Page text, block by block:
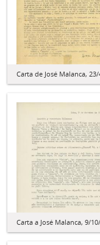
Carta de José Malanca,
Carta a José Malanca, 9/